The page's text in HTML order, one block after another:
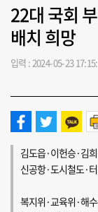
22대 국회
배치 희망
입력 : 2024-05-23
김도읍·이헌승·김
신공항·도시철도·
복지위·교육위·해